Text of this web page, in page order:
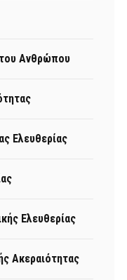
Ανθρώπου
Ελευθερίας
Ελευθερίας
Ακεραιότητας